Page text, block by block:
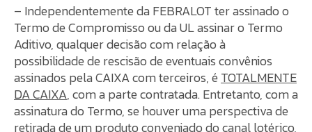
– Independentemente da FEBRALOT ter assinado o
Termo de Compromisso ou da UL assinar o Termo
Aditivo, qualquer decisão com relação à
possibilidade de rescisão de eventuais convênios
assinados pela CAIXA com terceiros, éTOTALMENTE
DA CAIXA, com a parte contratada. Entretanto, com a
assinatura do Termo, se houver uma perspectiva de
retirada de um produto conveniado do canal lotérico,